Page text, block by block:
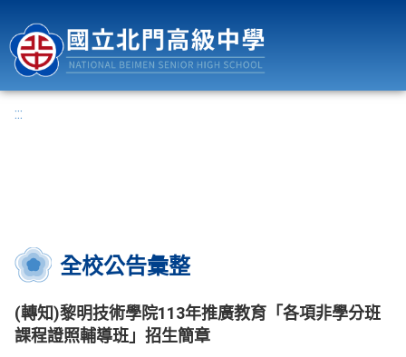
:::
全校公告彙整
(轉知)黎明技術學院113年推廣教育「各項非學分班
課程證照輔導班」招生簡章